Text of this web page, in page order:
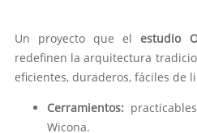
Un proyecto que el estudio
redefinen la arquitectura
eficientes, duraderos, fáciles de
Cerramientos:
Wicona.